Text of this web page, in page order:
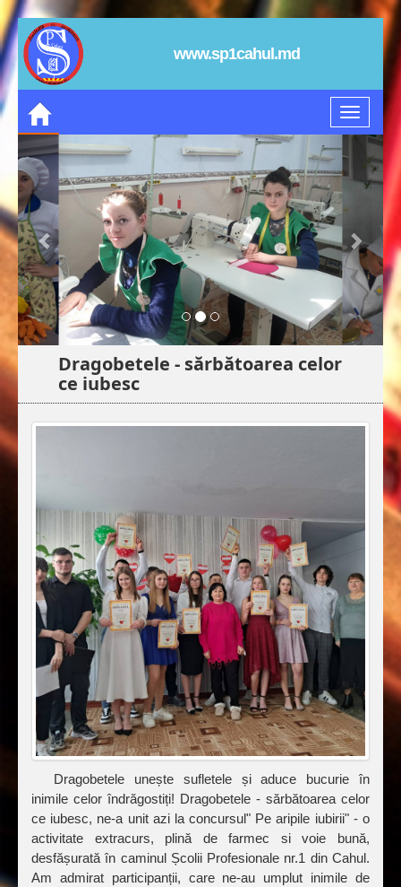
www.sp1cahul.md
Dragobetele - sărbătoarea celor
ce iubesc
Dragobetele unește sufletele și aduce bucurie în
inimile celor îndrăgostiți! Dragobetele - sărbătoarea celor
ce iubesc, ne-a unit azi la concursul" Pe aripile iubirii" - o
activitate extracurs, plină de farmec si voie bună,
desfășurată în caminul Școlii Profesionale nr.1 din Cahul.
Am admirat participanții, care ne-au umplut inimile de